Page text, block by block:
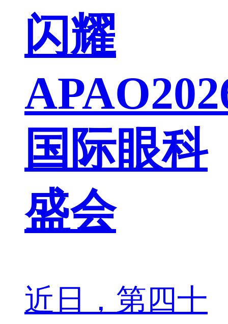
闪耀
国际眼科
盛会
近日，第四十